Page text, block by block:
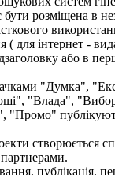
розміщена в
( для інтернет -
або в
"Думка",
"Влада",
"Промо"
створюється
публікація,